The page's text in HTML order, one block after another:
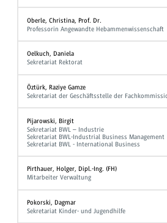
Oberle, Christina, Prof. Dr.
Professorin Angewandte Hebammenwissenschaft
Oelkuch, Daniela
Sekretariat Rektorat
Öztürk, Raziye Gamze
Sekretariat der Geschäftsstelle der
Pijarowski, Birgit
Sekretariat BWL – Industrie
Sekretariat BWL-Industrial Business Management
Sekretariat BWL - International Business
Pirthauer, Holger, Dipl.-Ing. (FH)
Mitarbeiter Verwaltung
Pokorski, Dagmar
Sekretariat Kinder- und Jugendhilfe